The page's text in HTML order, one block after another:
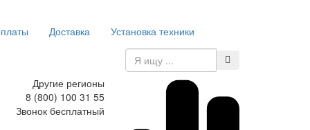
Доставка
Установка техники
Другие регионы
8 (800) 100 31 55
Звонок бесплатный